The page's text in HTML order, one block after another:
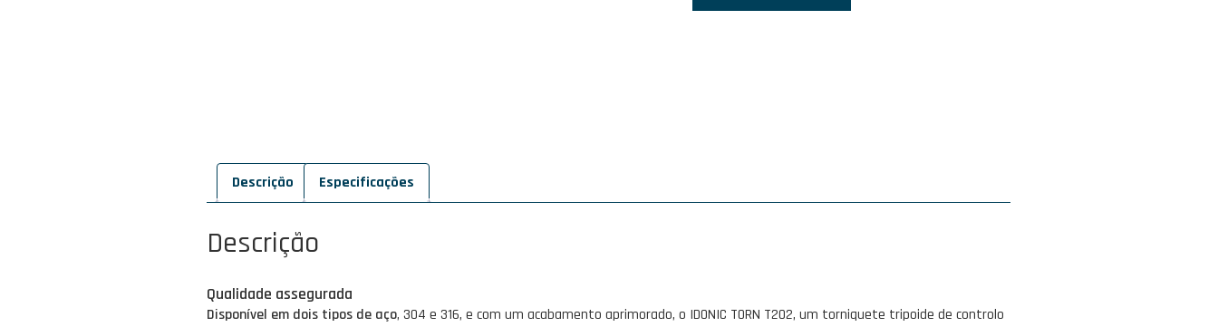
Descrição Especificações
Descrição
Qualidade assegurada
Disponível em dois tipos de aço, 304 e 316, e com um acabamento aprimorado, o IDONIC TORN T202, um torniquete tripoide de controlo